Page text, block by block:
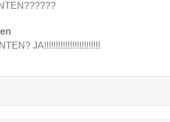
JA!!!!!!!!!!!!!!!!!!!!!!!!